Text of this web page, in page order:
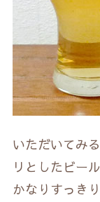
いただいてみ
リとしたビール
かなりすっき